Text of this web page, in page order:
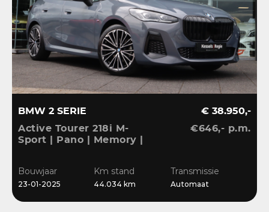
BMW 2 SERIE
Active Tourer 218i M-
Sport | Pano | Memory |
€ 38.950,-
€646,- p.m.
Bouwjaar
23-01-2025
Km stand
44.034 km
Transmissie
Automaat